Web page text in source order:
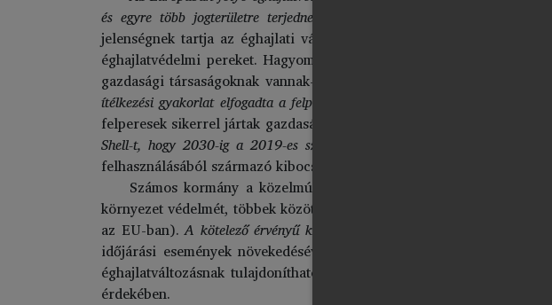
és egyre több jogterületre terjednek ki.
A perek diverzifikálásának
jelenségnek tartja az éghajlati válságot. Korábban a perek
éghajlatvédelmi pereket. Hagyományosan az államok az emberi
gazdasági társaságoknak vannak-e hasonló kötelezettségei.
ítélkezési gyakorlat elfogadta a felpereseknek a gazdasági társaságokkal
felperesek sikerrel jártak gazdasági társasággal szemben. Ebben az
Shell-t, hogy 2030-ig a 2019-es szinthez képest 45%-kal csökkentse
felhasználásából származó kibocsátások tekintetében. Mindez
Számos kormány a közelmúltban olyan törvényeket hozott
környezet védelmét, többek között a globális ellátási láncban
az EU-ban).A kötelező érvényű kötelezettségek a bíróságokon jogi
időjárási események növekedésével a nemzeti és regionális
éghajlatváltozásnak tulajdonítható szélsőséges időjárási
érdekében.